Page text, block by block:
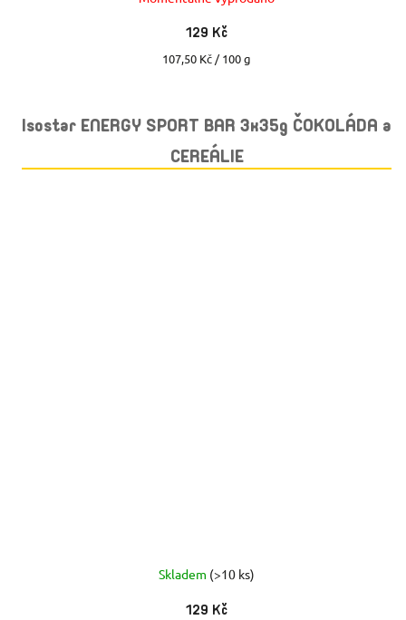
129 Kč
Měrná
107,50 Kč / 100 g
Isostar ENERGY SPORT BAR 3x35g ČOKOLÁDA a
CEREÁLIE
Skladem (>10 ks)
129 Kč